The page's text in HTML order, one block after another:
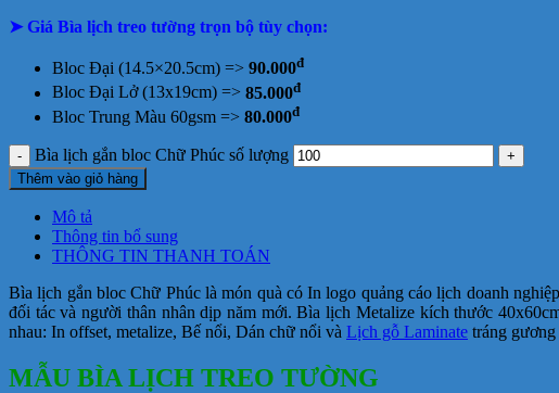
➤ Giá Bìa lịch treo tường trọn bộ tùy chọn:
Bloc Đại (14.5×20.5cm) => 90.000đ
Bloc Đại Lở (13x19cm) => 85.000đ
Bloc Trung Màu 60gsm => 80.000đ
Bìa lịch gắn bloc Chữ Phúc số lượng
Thêm vào giỏ hàng
Mô tả
Thông tin bổ sung
THÔNG TIN THANH TOÁN
Bìa lịch gắn bloc Chữ Phúc là món quà có In logo quảng cáo lịch doanh
đối tác và người thân nhân dịp năm mới. Bìa lịch Metalize kích thước
nhau: In offset, metalize, Bế nổi, Dán chữ nổi và Lịch gỗ Laminate tráng
MẪU BÌA LỊCH TREO TƯỜNG